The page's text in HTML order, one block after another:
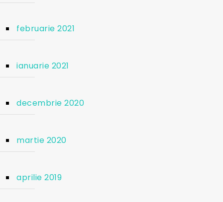
februarie 2021
ianuarie 2021
decembrie 2020
martie 2020
aprilie 2019